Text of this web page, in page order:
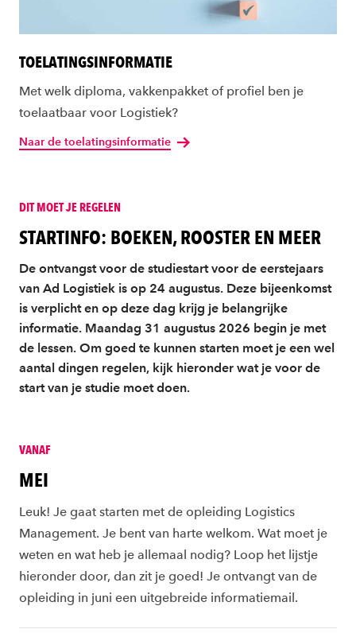
TOELATINGSINFORMATIE
Met welk diploma, vakkenpakket of profiel ben je
toelaatbaar voor Logistiek?
Naar de toelatingsinformatie
DIT MOET JE REGELEN
STARTINFO: BOEKEN, ROOSTER EN MEER
De ontvangst voor de studiestart voor de eerstejaars
van Ad Logistiek is op 24 augustus. Deze bijeenkomst
is verplicht en op deze dag krijg je belangrijke
informatie. Maandag 31 augustus 2026 begin je met
de lessen. Om goed te kunnen starten moet je een wel
aantal dingen regelen, kijk hieronder wat je voor de
start van je studie moet doen.
VANAF
MEI
Leuk! Je gaat starten met de opleiding Logistics
Management. Je bent van harte welkom. Wat moet je
weten en wat heb je allemaal nodig? Loop het lijstje
hieronder door, dan zit je goed! Je ontvangt van de
opleiding in juni een uitgebreide informatiemail.